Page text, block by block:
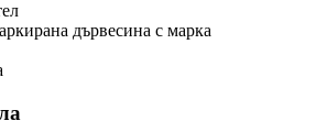
дървесина с марка